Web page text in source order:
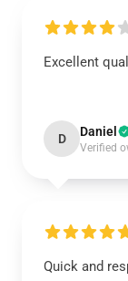
Excellent
D Daniel
Verified
Quick and